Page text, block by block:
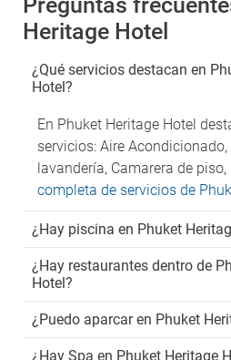
Heritage Hotel
¿Qué servicios destacan en
Hotel?
En Phuket Heritage Hotel
servicios: Aire Acondicionado,
lavandería, Camarera de piso,
completa de servicios de
¿Hay piscina en Phuket
¿Hay restaurantes dentro de
Hotel?
¿Puedo aparcar en Phuket
¿Hay Spa en Phuket Heritage